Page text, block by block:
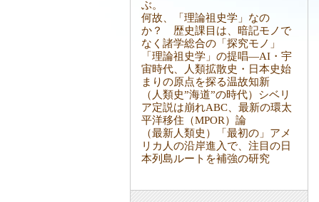
ぶ。
何故、「理論祖史学」なの
か？ 歴史課目は、暗記モノで
なく諸学総合の「探究モノ」
「理論祖史学」の提唱―AI・宇
宙時代、人類拡散史・日本史始
まりの原点を探る温故知新
（人類史”海道”の時代）シベリ
ア定説は崩れABC、最新の環太
平洋移住（MPOR）論
（最新人類史）「最初の」アメ
リカ人の沿岸進入で、注目の日
本列島ルートを補強の研究